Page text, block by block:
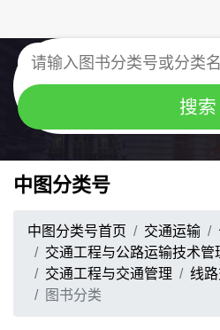
中图分类号
中图分类号首页 交通运输
交通工程与公路运输技术管
交通工程与交通管理
线
图书分类